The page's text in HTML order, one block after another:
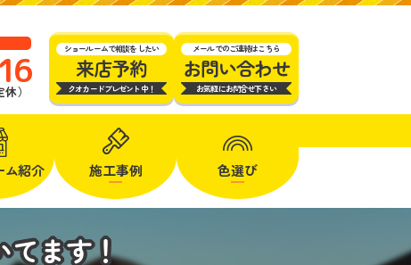
）
ショールームで相談をしたい
来店予約
クオカードプレゼント中！
メールでのご連絡はこちら
お問い合わせ
お気軽にお問合せ下さい
ム紹介 施工事例 色選び
てます！